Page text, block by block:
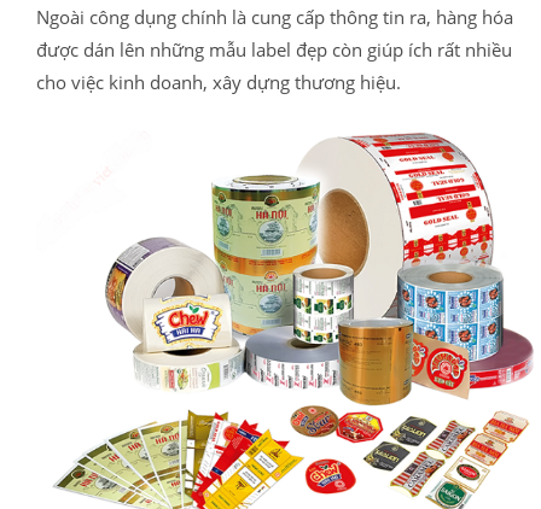
Ngoài công dụng chính là cung cấp thông tin ra, hàng hóa
được dán lên những mẫu label đẹp còn giúp ích rất nhiều
cho việc kinh doanh, xây dựng thương hiệu.